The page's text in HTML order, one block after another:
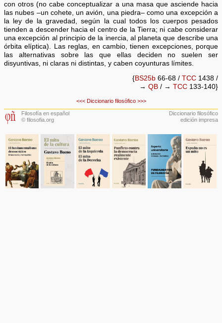
con otros (no cabe conceptualizar a una masa que asciende hacia
las nubes –un cohete, un avión, una piedra– como una excepción a
la ley de la gravedad, según la cual todos los cuerpos pesados
tienden a descender hacia el centro de la Tierra; ni cabe considerar
una excepción al principio de la inercia, al planeta que describe una
órbita elíptica). Las reglas, en cambio, tienen excepciones, porque
las alternativas sobre las que ellas deciden no suelen ser
disyuntivas, ni claras ni distintas, y caben coyunturas límites.
{BS25b66-68 / TCC1438 /
→ QB/ → TCC133-140}
<<< Diccionario filosófico >>>
Filosofía en español
© filosofia.org
Diccionario filosófico
edición impresa